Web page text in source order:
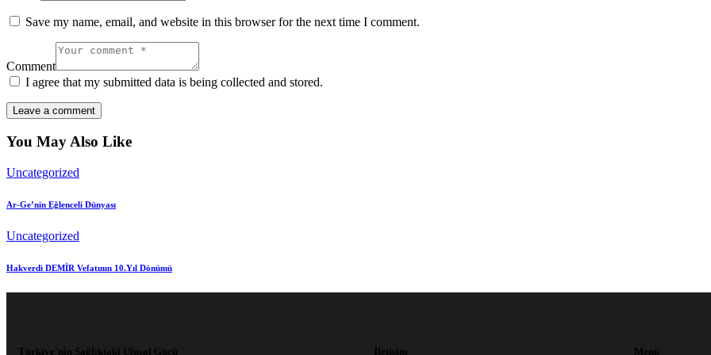
Save my name, email, and website in this browser for the next time I comment.
Comment
I agree that my submitted data is being collected and stored.
You May Also Like
Uncategorized
Ar-Ge’nin Eğlenceli Dünyası
Uncategorized
Hakverdi DEMİR Vefatının 10.Yıl Dönümü
Türkiye'nin Sağlıktaki Ulusal Gücü İletişim Menü